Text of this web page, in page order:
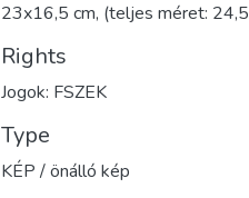
23x16,5 cm, (teljes méret:
Rights
Jogok: FSZEK
Type
KÉP / önálló kép